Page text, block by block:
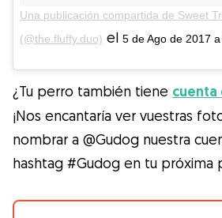
Una publicación compartida de Sweet
(@the.fluffy.duo) el 5 de Ago de 2017
¿Tu perro también tiene cuenta
¡Nos encantaría ver vuestras
nombrar a @Gudog nuestra
hashtag #Gudog en tu próxima